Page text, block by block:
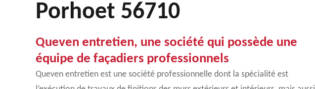
Porhoet 56710
Queven entretien, une société qui possède une
équipe de façadiers professionnels
Queven entretien est une société professionnelle dont la spécialité est